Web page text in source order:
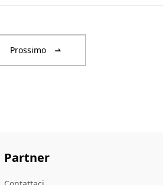
Prossimo
Partner